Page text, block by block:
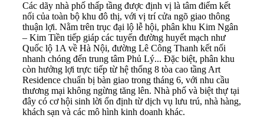
Các dãy nhà phố thấp tầng được định vị là tâm điểm kết
nối của toàn bộ khu đô thị, với vị trí cửa ngõ giao thông
thuận lợi. Nằm trên trục đại lộ lễ hội, phân khu Kim Ngân
– Kim Tiền tiếp giáp các tuyến đường huyết mạch như
Quốc lộ 1A về Hà Nội, đường Lê Công Thanh kết nối
nhanh chóng đến trung tâm Phủ Lý... Đặc biệt, phân khu
còn hưởng lợi trực tiếp từ hệ thống 8 tòa cao tầng Art
Residence chuẩn bị bàn giao trong tháng 6, với nhu cầu
thương mại không ngừng tăng lên. Nhà phố và biệt thự tại
đây có cơ hội sinh lời ổn định từ dịch vụ lưu trú, nhà hàng,
khách sạn và các mô hình kinh doanh khác.